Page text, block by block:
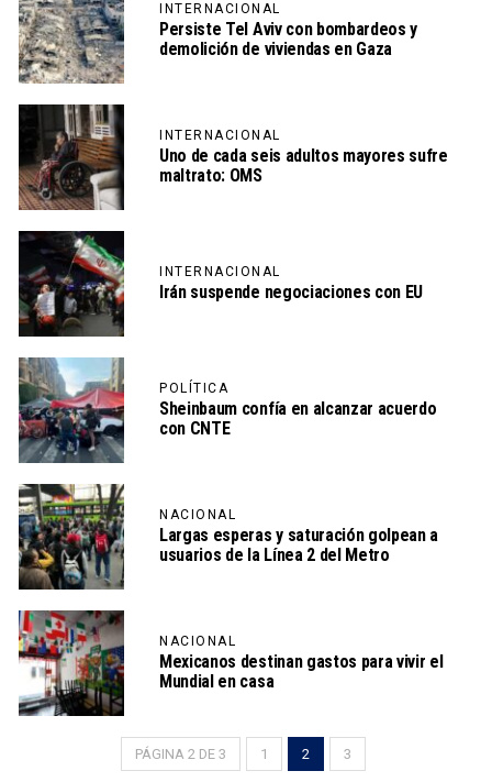
INTERNACIONAL
Persiste Tel Aviv con bombardeos y
demolición de viviendas en Gaza
INTERNACIONAL
Uno de cada seis adultos mayores sufre
maltrato: OMS
INTERNACIONAL
Irán suspende negociaciones con EU
POLÍTICA
Sheinbaum confía en alcanzar acuerdo
con CNTE
NACIONAL
Largas esperas y saturación golpean a
usuarios de la Línea 2 del Metro
NACIONAL
Mexicanos destinan gastos para vivir el
Mundial en casa
PÁGINA 2 DE 3 1 2 3